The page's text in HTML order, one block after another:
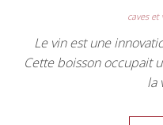
caves et
Le vin est une
Cette boisson occupait
la